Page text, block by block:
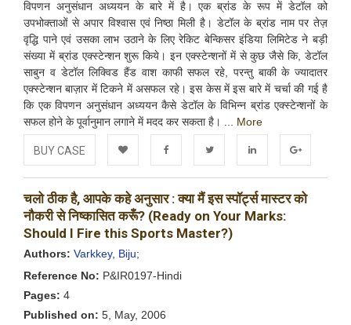
विपणन अनुसंधान अध्ययन के बारे में है। एक ब्रांड के रूप में डेटॉल को
उपभोक्ताओं से अपार विश्वास एवं निष्ठा मिली है। डेटॉल के ब्रांड नाम पर तेज़
वृद्धि पाने एवं उसका लाभ उठाने के लिए रेकिट बेन्किसर इंडिया लिमिटेड ने बड़ी
संख्या में ब्रांड एक्स्टेन्शन शुरू किये। इन एक्स्टेन्शनों में से कुछ जैसे कि, डेटॉल
साबुन व डेटॉल लिक्विड हैंड वाश काफी सफल रहे, परन्तु बाकी के ज्यादातर
एक्स्टेन्शन बाज़ार में टिकने में असफल रहे। इस केस में इस बारे में चर्चा की गई है
कि एक विपणन अनुसंधान अध्ययन कैसे डेटॉल के विभिन्न ब्रांड एक्स्टेन्शनों के
सफल होने के पूर्वानुमान लगाने में मदद कर सकता है। ... More
BUY CASE
Add to
Wishlist
FacebookTwitter LinkedIn Google+
चलो ठीक है, आपके कहे अनुसार : क्या मैं इस स्पॉर्ट्स मास्टर को
नौकरी से निष्कासित करूँ? (Ready on Your Marks:
Should I Fire this Sports Master?)
Authors: Varkkey, Biju;
Reference No: P&IR0197-Hindi
Pages: 4
Published on: 5, May, 2006